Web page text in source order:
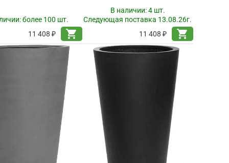
более 100 шт.
11 408 ₽
shopping_cart
В наличии:4 шт.
Следующая поставка 13.08.26г.
11 408 ₽
shopping_cart